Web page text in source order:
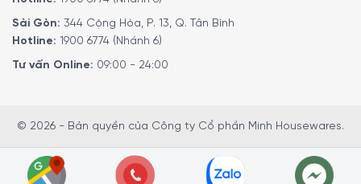
Sài Gòn: 344 Cộng Hòa, P. 13, Q. Tân Bình
Hotline: 1900 6774 (Nhánh 6)
Tư vấn Online: 09:00 - 24:00
© 2026 - Bản quyền của Công ty Cổ phần Minh Housewares.